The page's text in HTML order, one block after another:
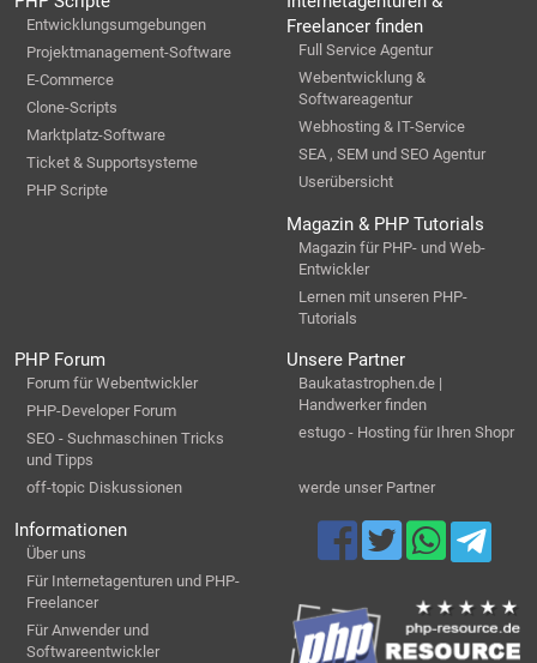
Entwicklungsumgebungen
Projektmanagement-Software
E-Commerce
Clone-Scripts
Marktplatz-Software
Ticket & Supportsysteme
PHP Scripte
Freelancer finden
Full Service Agentur
Webentwicklung &
Softwareagentur
Webhosting & IT-Service
SEA , SEM und SEO Agentur
Userübersicht
Magazin & PHP Tutorials
Magazin für PHP- und Web-
Entwickler
Lernen mit unseren PHP-
Tutorials
PHP Forum
Forum für Webentwickler
PHP-Developer Forum
SEO - Suchmaschinen Tricks
und Tipps
off-topic Diskussionen
Unsere Partner
Baukatastrophen.de |
Handwerker finden
estugo - Hosting für Ihren Shopr
werde unser Partner
Informationen
Über uns
Für Internetagenturen und PHP-
Freelancer
Für Anwender und
Softwareentwickler